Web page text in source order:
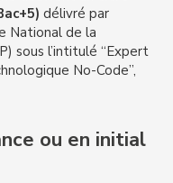
délivré par
National de la
sous l’intitulé “Expert
No-Code”,
ou en initial